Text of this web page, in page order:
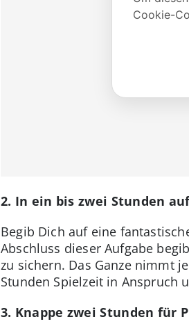
2. In ein bis zwei Stunden
Begib Dich auf eine
Abschluss dieser Aufgabe
zu sichern. Das Ganze nimmt
Stunden Spielzeit in Anspruch
3. Knappe zwei Stunden für